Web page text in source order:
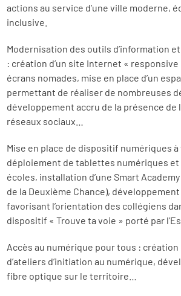
actions au service d’une ville moderne,
inclusive.
Modernisation des outils d’information
: création d’un site Internet « responsive
écrans nomades, mise en place d’un
permettant de réaliser de nombreuses
développement accru de la présence de
réseaux sociaux…
Mise en place de dispositif numériques
déploiement de tablettes numériques et
écoles, installation d’une Smart
de la Deuxième Chance), développement
favorisant l’orientation des collégiens
dispositif « Trouve ta voie » porté par
Accès au numérique pour tous : création
d’ateliers d’initiation au numérique,
fibre optique sur le territoire…